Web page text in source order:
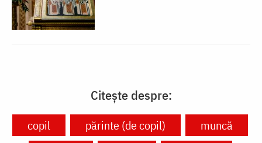
Citește despre:
copil părinte (de copil)
muncă